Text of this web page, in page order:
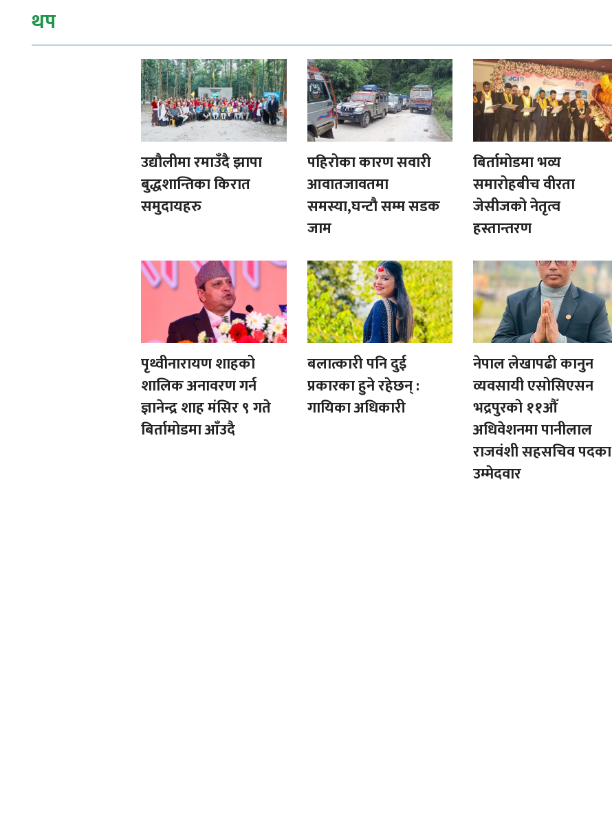
थप
उद्यौलीमा रमाउँदै झापा
बुद्धशान्तिका किरात
समुदायहरु
पहिरोका कारण सवारी
आवातजावतमा
समस्या,घन्टौ सम्म सडक
जाम
बिर्तामोडमा भव्य
समारोहबीच वीरता
जेसीजको नेतृत्व
हस्तान्तरण
पृथ्वीनारायण शाहको
शालिक अनावरण गर्न
ज्ञानेन्द्र शाह मंसिर ९ गते
बिर्तामोडमा आँउदै
बलात्कारी पनि दुई
प्रकारका हुने रहेछन् :
गायिका अधिकारी
नेपाल लेखापढी कानुन
व्यवसायी एसोसिएसन
भद्रपुरको ११औँ
अधिवेशनमा पानीलाल
राजवंशी सहसचिव पदका
उम्मेदवार